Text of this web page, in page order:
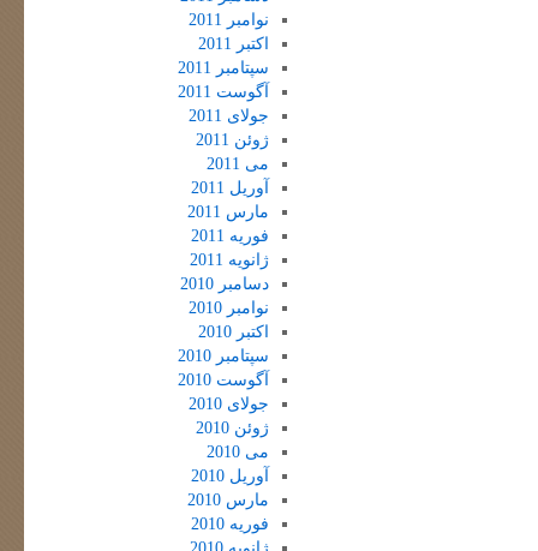
نوامبر 2011
اکتبر 2011
سپتامبر 2011
آگوست 2011
جولای 2011
ژوئن 2011
می 2011
آوریل 2011
مارس 2011
فوریه 2011
ژانویه 2011
دسامبر 2010
نوامبر 2010
اکتبر 2010
سپتامبر 2010
آگوست 2010
جولای 2010
ژوئن 2010
می 2010
آوریل 2010
مارس 2010
فوریه 2010